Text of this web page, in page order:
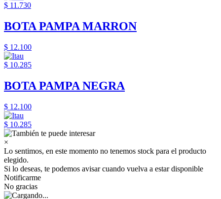
$ 11.730
BOTA PAMPA MARRON
$ 12.100
$ 10.285
BOTA PAMPA NEGRA
$ 12.100
$ 10.285
×
Lo sentimos, en este momento no tenemos stock para el producto
elegido.
Si lo deseas, te podemos avisar cuando vuelva a estar disponible
Notificarme
No gracias